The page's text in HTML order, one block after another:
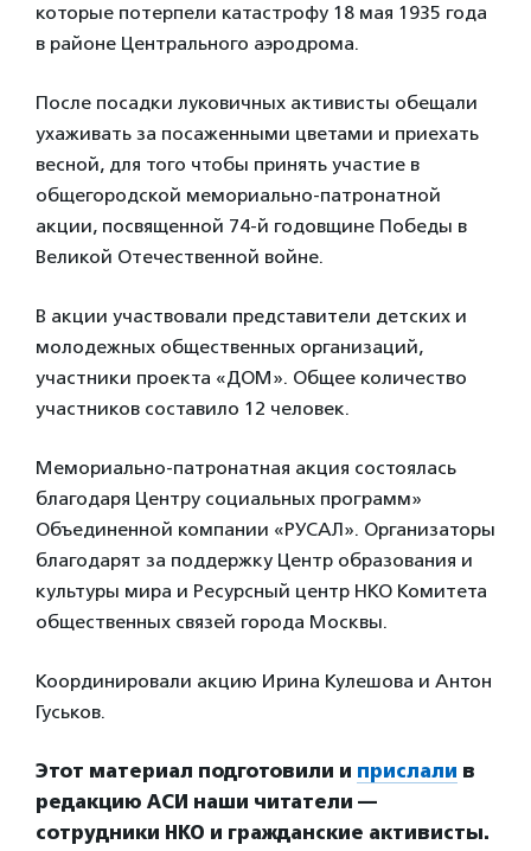
которые потерпели катастрофу 18 мая 1935 года
в районе Центрального аэродрома.
После посадки луковичных активисты обещали
ухаживать за посаженными цветами и приехать
весной, для того чтобы принять участие в
общегородской мемориально-патронатной
акции, посвященной 74-й годовщине Победы в
Великой Отечественной войне.
В акции участвовали представители детских и
молодежных общественных организаций,
участники проекта «ДОМ». Общее количество
участников составило 12 человек.
Мемориально-патронатная акция состоялась
благодаря Центру социальных программ»
Объединенной компании «РУСАЛ». Организаторы
благодарят за поддержку Центр образования и
культуры мира и Ресурсный центр НКО Комитета
общественных связей города Москвы.
Координировали акцию Ирина Кулешова и Антон
Гуськов.
Этот материал подготовили и прислали в
редакцию АСИ наши читатели —
сотрудники НКО и гражданские активисты.